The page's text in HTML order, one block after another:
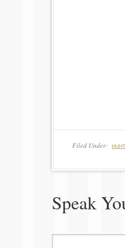
Filed Under:
Speak